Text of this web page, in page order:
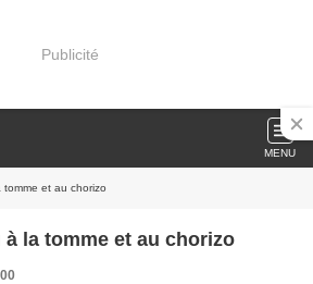
Publicité
MENU
et au chorizo
à la tomme et au chorizo